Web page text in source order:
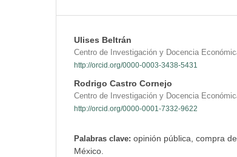
Ulises Beltrán
Centro de Investigación y Docencia
http://orcid.org/0000-0003-3438-5431
Rodrigo Castro Cornejo
Centro de Investigación y Docencia
http://orcid.org/0000-0001-7332-9622
Palabras clave: opinión pública, compra
México.